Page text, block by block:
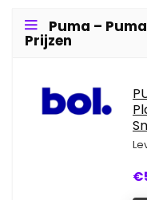
Puma –
Prijzen